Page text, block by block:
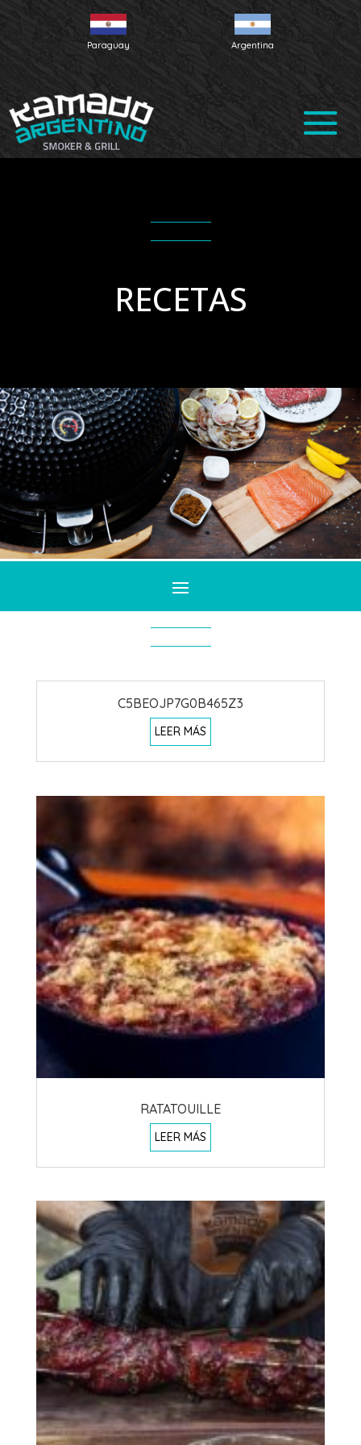
Paraguay Argentina
RECETAS
C5BEOJP7G0B465Z3
LEER MÁS
RATATOUILLE
LEER MÁS